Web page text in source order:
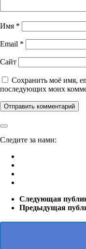
Имя *
Email *
Сайт
Сохранить моё имя,
последующих моих
Следите за нами:
Следующая
Предыдущая